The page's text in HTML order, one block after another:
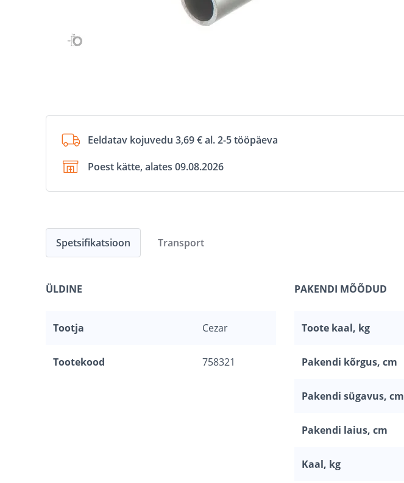
Eeldatav kojuvedu 3,69 € al. 2-5 tööpäeva
Poest kätte, alates 09.08.2026
Spetsifikatsioon
ÜLDINE
Tootja Cezar
Tootekood 758321
PAKENDI MÕÕDUD
Toote kaal, kg
Pakendi kõrgus, cm
Pakendi sügavus, cm
Pakendi laius, cm
Kaal, kg
Transport